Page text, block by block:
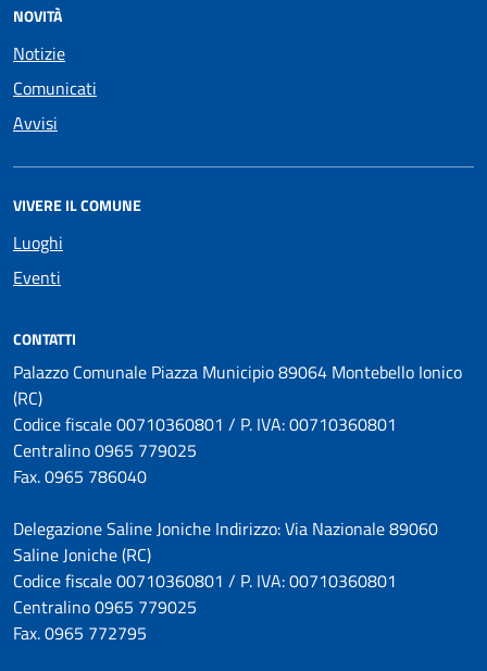
NOVITÀ
Notizie
Comunicati
Avvisi
VIVERE IL COMUNE
Luoghi
Eventi
CONTATTI
Palazzo Comunale Piazza Municipio 89064 Montebello Ionico
(RC)
Codice fiscale 00710360801 / P. IVA: 00710360801
Centralino 0965 779025
Fax. 0965 786040
Delegazione Saline Joniche Indirizzo: Via Nazionale 89060
Saline Joniche (RC)
Codice fiscale 00710360801 / P. IVA: 00710360801
Centralino 0965 779025
Fax. 0965 772795